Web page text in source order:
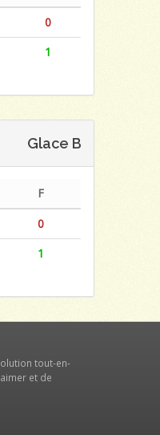
0
1
Glace B
F
0
1
tout-en-
et de